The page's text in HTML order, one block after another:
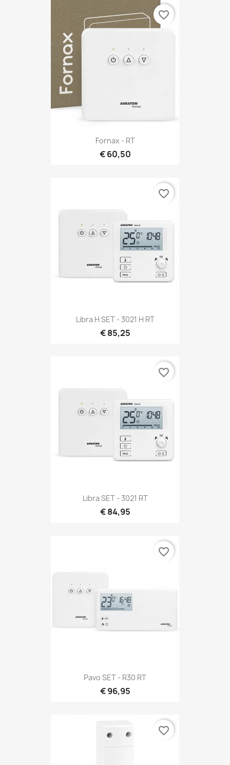
Fornax - RT
€ 60,50
favorite_border
Libra H SET - 3021 H RT
€ 85,25
favorite_border
Libra SET - 3021 RT
€ 84,95
favorite_border
Pavo SET - R30 RT
€ 96,95
favorite_border
favorite_border